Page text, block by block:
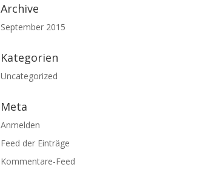
Archive
September 2015
Kategorien
Uncategorized
Meta
Anmelden
Feed der Einträge
Kommentare-Feed